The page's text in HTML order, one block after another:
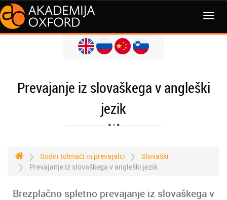
MENI
Prevajanje iz slovaškega v angleški
jezik
Sodni tolmači in prevajalci
Slovaški
Prevajanje iz slovaškega v angleški jezik
Brezplačno spletno prevajanje iz slovaškega v